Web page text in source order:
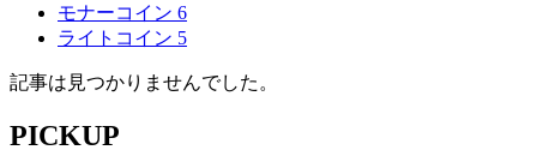
モナーコイン 6
ライトコイン 5
記事は見つかりませんでした。
PICKUP